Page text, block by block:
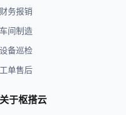
财务报销
车间制造
设备巡检
工单售后
关于枢搭云